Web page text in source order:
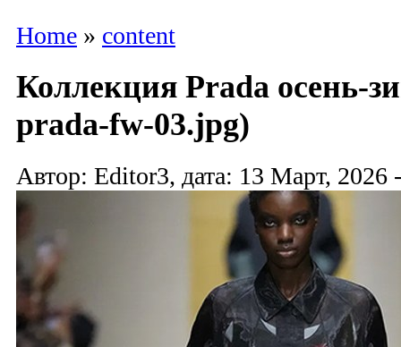
Home » content
Коллекция Prada осень-
prada-fw-03.jpg)
Автор: Editor3, дата: 13 Март, 2026